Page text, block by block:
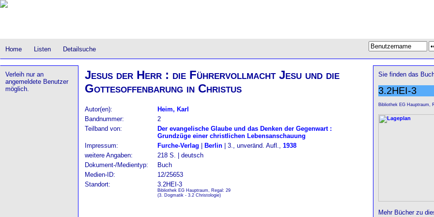
Home Listen Detailsuche
Verleih nur an
angemeldete Benutzer
möglich.
Jesus der Herr : die Führervollmacht Jesu und die
Gottesoffenbarung in Christus
Autor(en):
Heim, Karl
Bandnummer:
2
Teilband von:
Der evangelische Glaube und das Denken der Gegenwart :
Grundzüge einer christlichen Lebensanschauung
Impressum:
Furche-Verlag Berlin | 3., unveränd. Aufl., 1938
weitere Angaben:
218 S. | deutsch
Dokument-/Medientyp:
Buch
Medien-ID:
12/25653
Standort:
3.2HEI-3
Bibliothek EG Hauptraum, Regal: 29
(3. Dogmatik - 3.2 Christologie)
Sie finden das
3.2HEI-3
Bibliothek EG Hauptraum,
Mehr Bücher zu